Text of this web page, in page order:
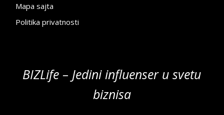
Mapa sajta
Politika privatnosti
BIZLife – Jedini influenser u svetu
biznisa